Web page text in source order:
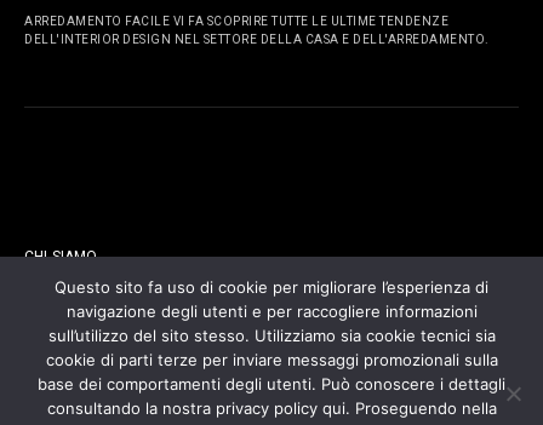
ARREDAMENTO FACILE VI FA SCOPRIRE TUTTE LE ULTIME TENDENZE
DELL'INTERIOR DESIGN NEL SETTORE DELLA CASA E DELL'ARREDAMENTO.
CHI SIAMO
CONTATTI
COOKIES POLICY
Questo sito fa uso di cookie per migliorare l’esperienza di
navigazione degli utenti e per raccogliere informazioni
sull’utilizzo del sito stesso. Utilizziamo sia cookie tecnici sia
cookie di parti terze per inviare messaggi promozionali sulla
base dei comportamenti degli utenti. Può conoscere i dettagli
consultando la nostra privacy policy qui. Proseguendo nella